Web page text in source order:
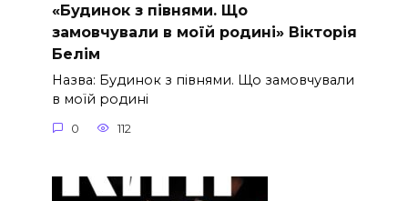
«Будинок з півнями. Що
замовчували в моїй родині» Вікторія
Белім
Назва: Будинок з півнями. Що замовчували
в моїй родині
0 112